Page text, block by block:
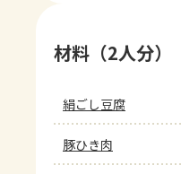
材料（2人分）
絹ごし豆腐
豚ひき肉